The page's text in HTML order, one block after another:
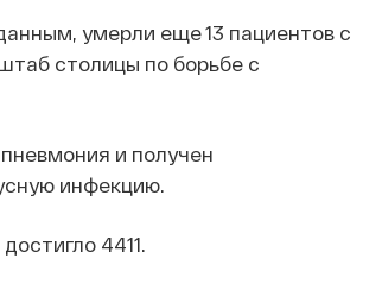
умерли еще 13 пациентов с
столицы по борьбе с
и получен
инфекцию.
4411.